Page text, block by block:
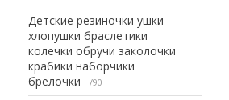
Детские резиночки ушки
хлопушки браслетики
колечки обручи заколочки
крабики наборчики
брелочки
90